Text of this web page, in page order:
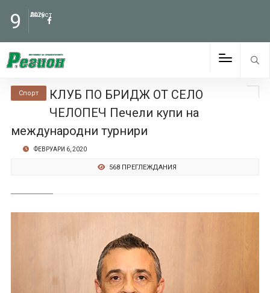
9 Август
2026
Спорт
КЛУБ ПО БРИДЖ ОТ СЕЛО
ЧЕЛОПЕЧ Печели купи на
международни турнири
ФЕВРУАРИ 6, 2020
568 ПРЕГЛЕЖДАНИЯ